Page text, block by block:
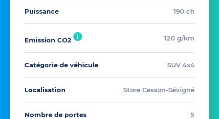
Puissance 190 ch
Emission CO2 120 g/km
Catégorie de véhicule SUV 4x4
Localisation Store Cesson-Sévigné
Nombre de portes 5